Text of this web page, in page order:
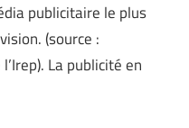
publicitaire le plus
(source :
La publicité en